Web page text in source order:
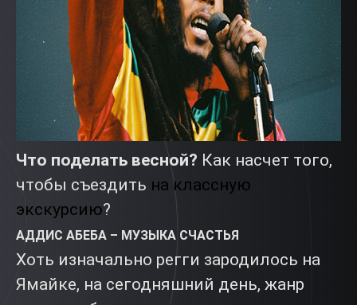
Что поделать весной? Как насчет того,
чтобы съездить на классную
экскурсию?
АДДИС АБЕБА – МУЗЫКА СЧАСТЬЯ
Хоть изначально регги зародилось на
Ямайке, на сегодняшний день, жанр